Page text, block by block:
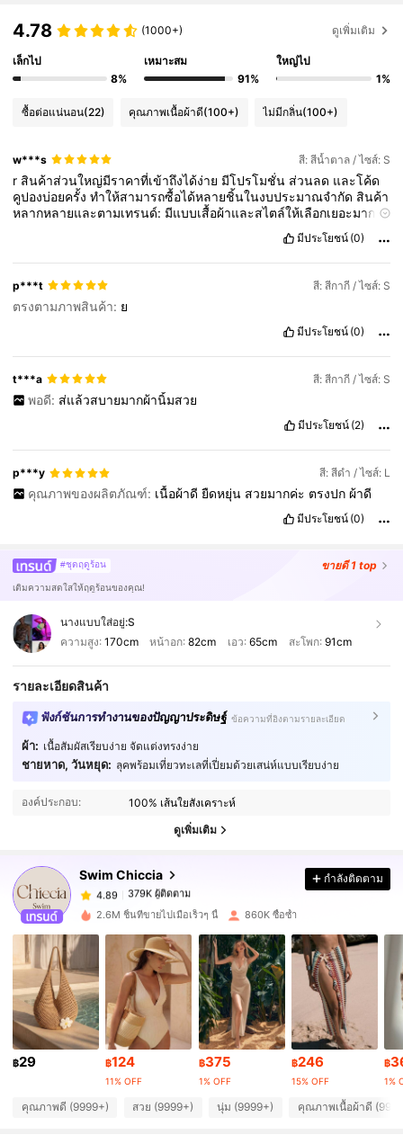
4.78 (1000+) ดูเพิ่มเติม
เล็กไป
8%
เหมาะสม
91%
ใหญ่ไป
1%
ซื้อต่อแน่นอน(22) คุณภาพเนื้อผ้าดี(100+) ไม่มีกลิ่น(100+)
w***s สี: สีน้ำตาล / ไซส์: S
r สินค้าส่วนใหญ่มีราคาที่เข้าถึงได้ง่ายมีโปรโมชั่น ส่วนลด และโค้ด
คูปองบ่อยครั้งทำให้สามารถซื้อได้หลายชิ้นในงบประมาณจำกัด สินค้า
หลากหลายและตามเทรนด์:มีแบบเสื้อผ้าและสไตล์ให้เลือกเยอะมาก
ตอบโจทย์ความต้องการที่หลากหลายและตามกระแสแฟชั่นได้ทันท่วงที
ผู้ซื้อรีวิวว่า"ตรงปก"
และ"คุณภาพผ้าโอเคใส่สบาย"เมื่อเทียบกับราคาที่จ่ายไปถือว่าคุ้มค่า
การจัดส่ง: หลายรีวิวระบุว่า กว่าที่คาดไว้ (บางคนได้
รับภายใน 5-7วันทำการ
และมีบริการส่ง
ถึงบ้านที่สะดวกสบาย
มีประโยชน์ (0)
p***t สี: สีกากี / ไซส์: S
ตรงตามภาพสินค้า: ย
มีประโยชน์ (0)
t***a สี: สีกากี / ไซส์: S
พอดี: ส่แล้วสบายมากผ้านิ้มสวย
มีประโยชน์ (2)
p***y สี: สีดำ / ไซส์: L
คุณภาพของผลิตภัณฑ์: เนื้อผ้าดี ยืดหยุ่น สวยมากค่ะ ตรงปก ผ้าดี
มีประโยชน์ (0)
#ชุดฤดูร้อน ขายดี1 top
เติมความสดใสให้ฤดูร้อนของคุณ!
นางแบบใส่อยู่:S
ความสูง: 170cm หน้าอก:82cm เอว: 65cm สะโพก: 91cm
รายละเอียดสินค้า
ฟังก์ชันการทำงานของปัญญาประดิษฐ์ ข้อความที่อิงตามรายละเอียด
ผ้า: เนื้อสัมผัสเรียบง่าย จัดแต่งทรงง่าย
ชายหาด, วันหยุด: ลุคพร้อมเที่ยวทะเลที่เปี่ยมด้วยเสน่ห์แบบเรียบง่าย
องค์ประกอบ: 100% เส้นใยสังเคราะห์
ดูเพิ่มเติม
Swim Chiccia
4.89 379K ผู้ติดตาม
379K ผู้ติดตาม
4.89
379K ผู้ติดตาม
0***5
จ่าย1 วันที่ผ่านมา
4.89 379K ผู้ติดตาม
4.89 379K ผู้ติดตาม
4.89 379K ผู้ติดตาม
4.89 379K ผู้ติดตาม
กำลังติดตาม
2.6M ชิ้นที่ขายไปเมื่อเร็วๆ นี้ 860K ซื้อซ้ำ
฿29 ฿124
11% OFF
฿375
1% OFF
฿246
15% OFF
฿
1%
คุณภาพดี (9999+) สวย (9999+) นุ่ม (9999+) คุณภาพเนื้อผ้าดี